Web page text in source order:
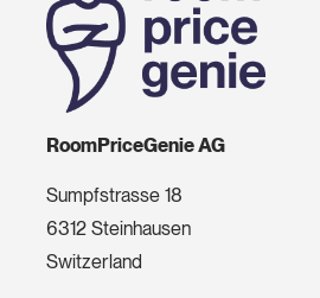
RoomPriceGenie AG
Sumpfstrasse 18
6312 Steinhausen
Switzerland